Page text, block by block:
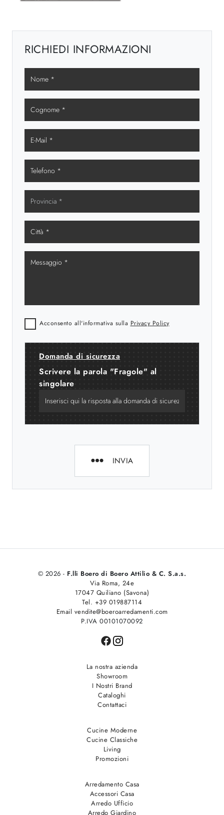
RICHIEDI INFORMAZIONI
Acconsento all'informativa sulla Privacy Policy
Domanda di sicurezza
Scrivere la parola "Fragole" al
singolare
INVIA
© 2026 - F.lli Boero di Boero Attilio & C. S.a.s.
Via Roma, 24e
17047 Quiliano (Savona)
Tel. +39 019887114
Email vendite@boeroarredamenti.com
P.IVA 00101070092
La nostra azienda
Showroom
I Nostri Brand
Cataloghi
Contattaci
Cucine Moderne
Cucine Classiche
Living
Promozioni
Arredamento Casa
Accessori Casa
Arredo Ufficio
Arredo Giardino